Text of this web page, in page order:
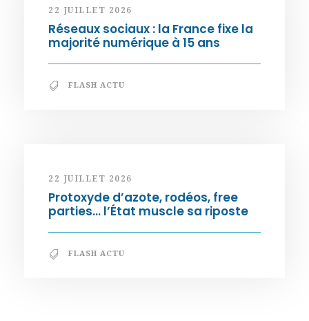
22 JUILLET 2026
Réseaux sociaux : la France fixe la
majorité numérique à 15 ans
FLASH ACTU
22 JUILLET 2026
Protoxyde d’azote, rodéos, free
parties… l’État muscle sa riposte
FLASH ACTU